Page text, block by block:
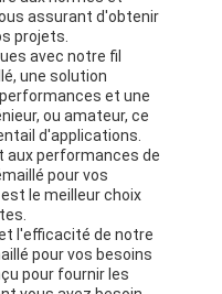
assurant d'obtenir
projets.
avec notre fil
une solution
et une
ou amateur, ce
d'applications.
aux performances de
pour vos
le meilleur choix
l'efficacité de notre
pour vos besoins
pour fournir les